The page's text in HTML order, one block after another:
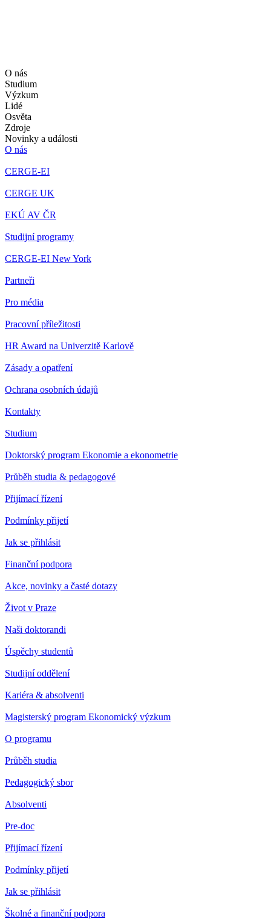
O nás
Studium
Výzkum
Lidé
Osvěta
Zdroje
Novinky a události
O nás
CERGE-EI
CERGE UK
EKÚ AV ČR
Studijní programy
CERGE-EI New York
Partneři
Pro média
Pracovní příležitosti
HR Award na Univerzitě Karlově
Zásady a opatření
Ochrana osobních údajů
Kontakty
Studium
Doktorský program Ekonomie a ekonometrie
Průběh studia & pedagogové
Přijímací řízení
Podmínky přijetí
Jak se přihlásit
Finanční podpora
Akce, novinky a časté dotazy
Život v Praze
Naši doktorandi
Úspěchy studentů
Studijní oddělení
Kariéra & absolventi
Magisterský program Ekonomický výzkum
O programu
Průběh studia
Pedagogický sbor
Absolventi
Pre-doc
Přijímací řízení
Podmínky přijetí
Jak se přihlásit
Školné a finanční podpora